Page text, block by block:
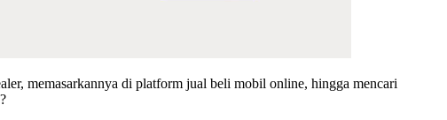
memasarkannya di platform jual beli mobil online, hingga mencari